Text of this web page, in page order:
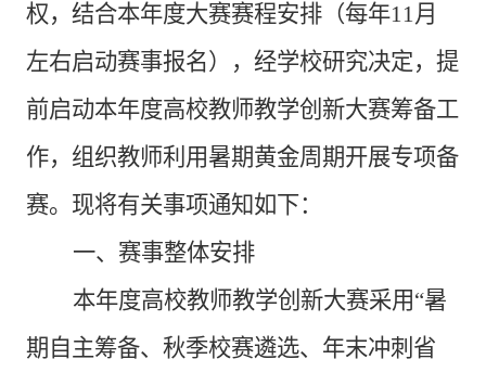
权，结合本年度大赛赛程安排（每年11月
左右启动赛事报名），经学校研究决定，提
前启动本年度高校教师教学创新大赛筹备工
作，组织教师利用暑期黄金周期开展专项备
赛。现将有关事项通知如下：
一、赛事整体安排
本年度高校教师教学创新大赛采用“暑
期自主筹备、秋季校赛遴选、年末冲刺省